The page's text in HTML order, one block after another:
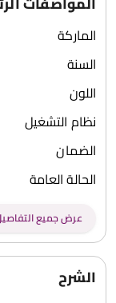
الماركة
السنة
اللون
نظام التشغيل
الضمان
الحالة العامة
عرض جميع
الشرح